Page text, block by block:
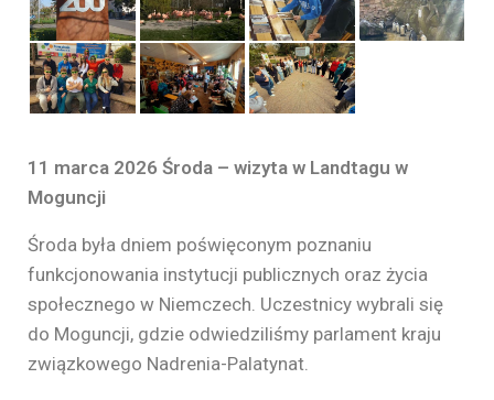
11 marca 2026 Środa – wizyta w Landtagu w
Moguncji
Środa była dniem poświęconym poznaniu
funkcjonowania instytucji publicznych oraz życia
społecznego w Niemczech. Uczestnicy wybrali się
do Moguncji, gdzie odwiedziliśmy parlament kraju
związkowego Nadrenia-Palatynat.